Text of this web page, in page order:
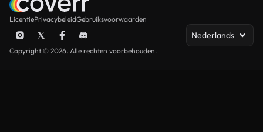
LicentiePrivacybeleidGebruiksvoorwaarden
Nederlands
Copyright © 2026. Alle rechten voorbehouden.